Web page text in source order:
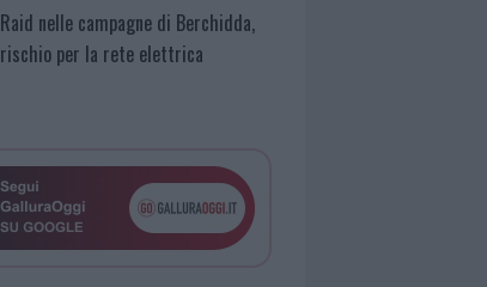
Raid nelle campagne di Berchidda,
rischio per la rete elettrica